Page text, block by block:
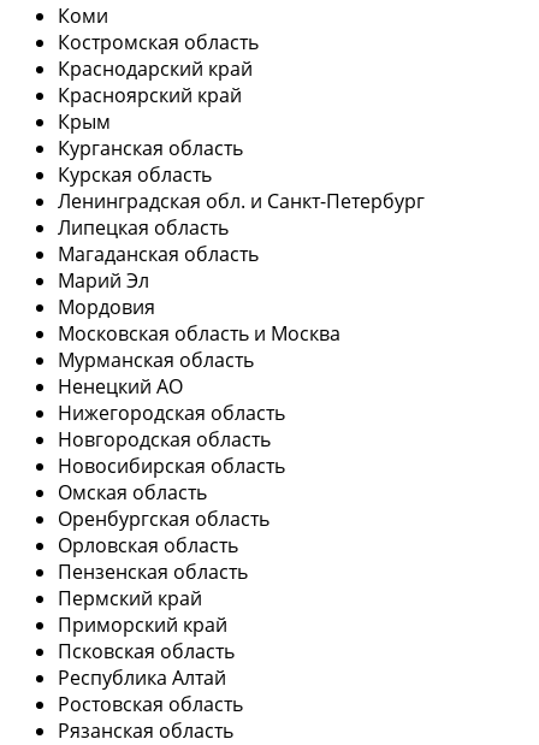
Коми
Костромская область
Краснодарский край
Красноярский край
Крым
Курганская область
Курская область
Ленинградская обл. и Санкт-Петербург
Липецкая область
Магаданская область
Марий Эл
Мордовия
Московская область и Москва
Мурманская область
Ненецкий АО
Нижегородская область
Новгородская область
Новосибирская область
Омская область
Оренбургская область
Орловская область
Пензенская область
Пермский край
Приморский край
Псковская область
Республика Алтай
Ростовская область
Рязанская область